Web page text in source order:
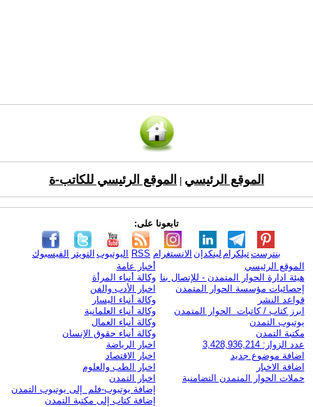
الموقع الرئيسي الموقع الرئيسي للكاتب-ة
تابعونا على:
الفيسبوك التويتر اليوتيوب RSS الانستغرام لينكدإن تيلكرامبنترست
الموقع الرئيسي
هيئة ادارة الحوار المتمدن - للإتصال بنا
إحصائيات مؤسسة الحوار المتمدن
قواعد النشر
ابرز كتاب / كاتبات الحوار المتمدن
يوتيوب التمدن
مكتبة التمدن
عدد الزوار: 3,428,936,214
اضافة موضوع جديد
اضافة الاخبار
حملات الحوار المتمدن التضامنية
أخبار عامة
وكالة أنباء المرأة
اخبار الأدب والفن
وكالة أنباء اليسار
وكالة أنباء العلمانية
وكالة أنباء العمال
وكالة أنباء حقوق الإنسان
اخبار الرياضة
اخبار الاقتصاد
اخبار الطب والعلوم
اخبار التمدن
إضافة يوتيوب-فلم إلى يوتيوب التمدن
إضافة كتاب إلى مكتبة التمدن